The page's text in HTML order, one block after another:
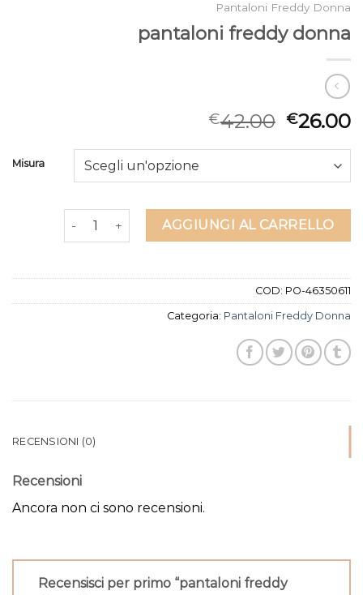
Pantaloni Freddy Donna
pantaloni freddy donna
€42.00 €26.00
Misura
pantaloni freddy donna quantità
AGGIUNGI AL CARRELLO
COD: PO-46350611
Categoria: Pantaloni Freddy Donna
RECENSIONI (0)
Recensioni
Ancora non ci sono recensioni.
Recensisci per primo “pantaloni freddy